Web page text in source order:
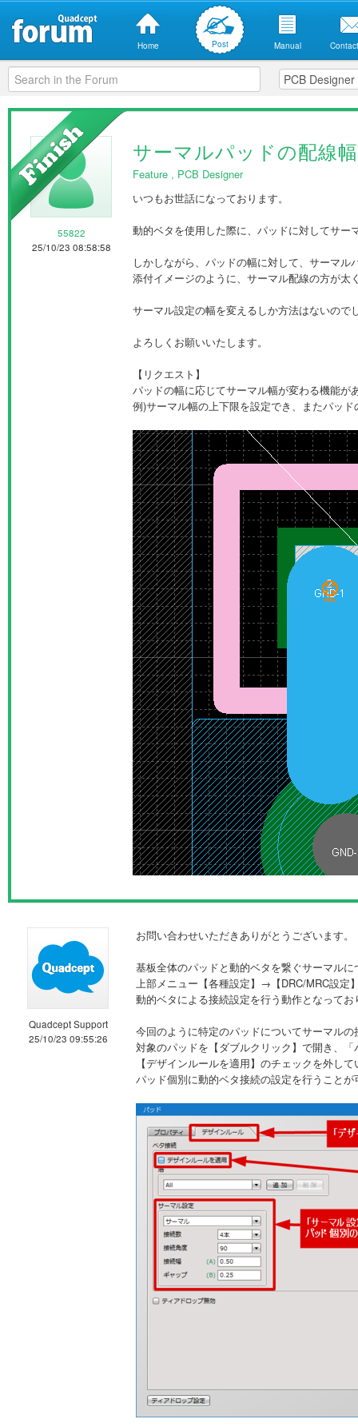
Home Post Manual
55822
25/10/23 08:58:58
サーマルパッドの配線
Feature , PCB Designer
いつもお世話になっております。
動的ベタを使用した際に、パッドに対してサー
しかしながら、パッドの幅に対して、サーマル
添付イメージのように、サーマル配線の方が太
サーマル設定の幅を変えるしか方法はないので
よろしくお願いいたします。
【リクエスト】
パッドの幅に応じてサーマル幅が変わる機能が
例)サーマル幅の上下限を設定でき、またパッ
Quadcept Support
25/10/23 09:55:26
お問い合わせいただきありがとうございます。
基板全体のパッドと動的ベタを繋ぐサーマルに
上部メニュー【各種設定】→【DRC/MRC設定
動的ベタによる接続設定を行う動作となってお
今回のように特定のパッドについてサーマル
対象のパッドを【ダブルクリック】で開き、
【デザインルールを適用】のチェックを外し
パッド個別に動的ベタ接続の設定を行うことが